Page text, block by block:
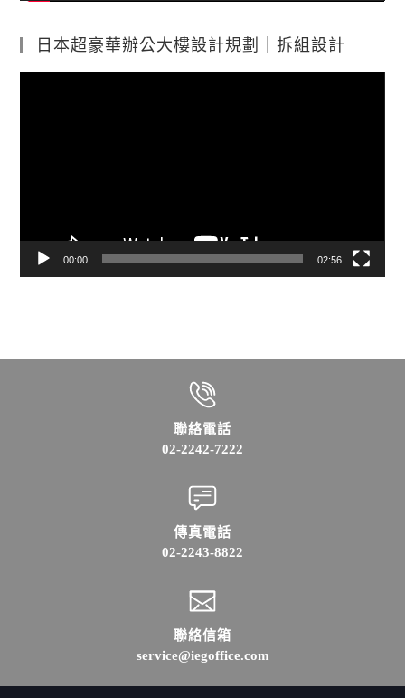
日本超豪華辦公大樓設計規劃｜拆組設計
00:00 02:56
聯絡電話
02-2242-7222
傳真電話
02-2243-8822
聯絡信箱
service@iegoffice.com